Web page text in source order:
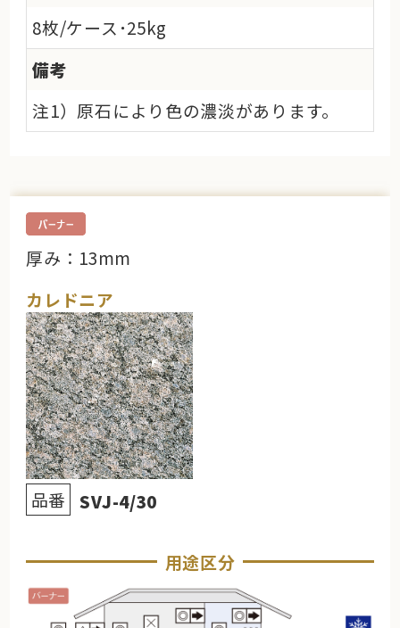
8枚/ケース･25kg
備考
注1）原石により色の濃淡があります。
厚み：13mm
カレドニア
品番 SVJ-4/30
用途区分